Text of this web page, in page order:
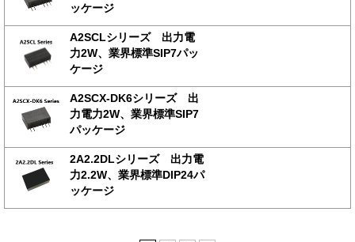
ッケージ
A2SCLシリーズ 出力電
力2W、業界標準SIP7パッ
ケージ
A2SCX-DK6シリーズ 出
力電力2W、業界標準SIP7
パッケージ
2A2.2DLシリーズ 出力電
力2.2W、業界標準DIP24パ
ッケージ